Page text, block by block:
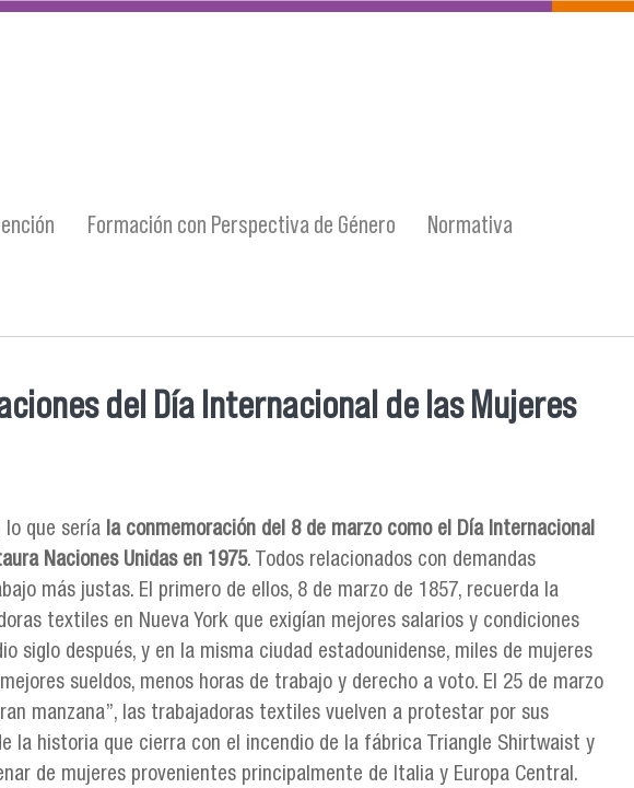
Formación con Perspectiva de Género Normativa
del Día Internacional de las Mujeres
lo que sería la conmemoración del 8 de marzo como el Día Internacional
Naciones Unidas en 1975. Todos relacionados con demandas
más justas. El primero de ellos, 8 de marzo de 1857, recuerda la
textiles en Nueva York que exigían mejores salarios y condiciones
siglo después, y en la misma ciudad estadounidense, miles de mujeres
sueldos, menos horas de trabajo y derecho a voto. El 25 de marzo
manzana”, las trabajadoras textiles vuelven a protestar por sus
la historia que cierra con el incendio de la fábrica Triangle Shirtwaist y
de mujeres provenientes principalmente de Italia y Europa Central.